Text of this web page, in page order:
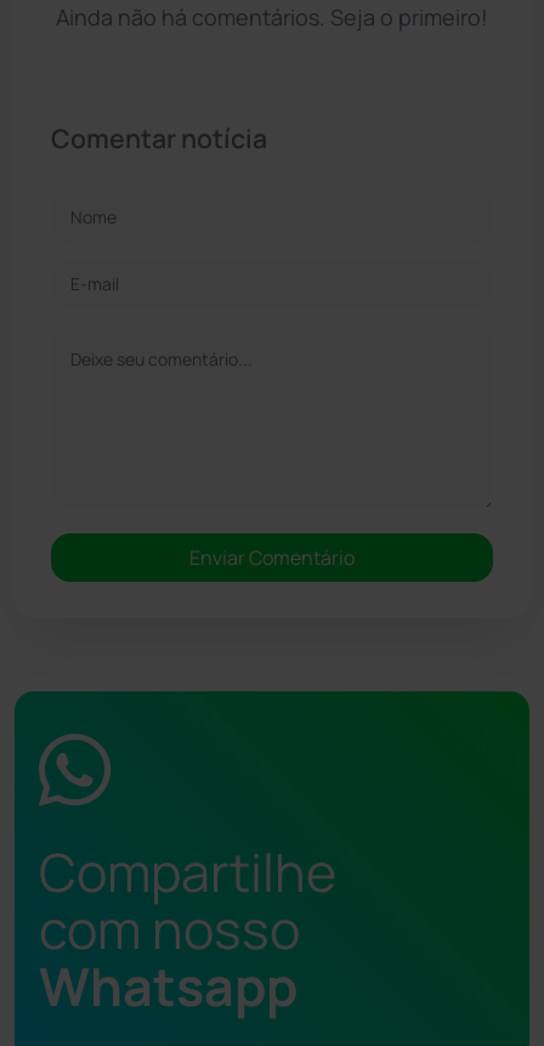
Ainda não há comentários. Seja o primeiro!
Comentar notícia
Compartilhe
com nosso
Whatsapp